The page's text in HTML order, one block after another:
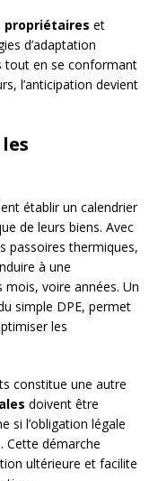
propriétaires et
d’adaptation
tout en se conformant
l’anticipation devient
établir un calendrier
de leurs biens. Avec
passoires thermiques,
à une
voire années. Un
simple DPE, permet
les
constitue une autre
doivent être
si l’obligation légale
Cette démarche
ultérieure et facilite